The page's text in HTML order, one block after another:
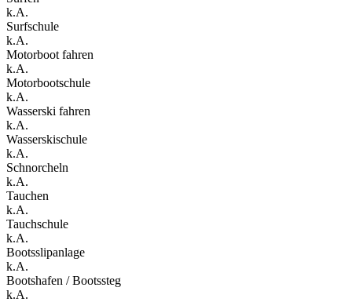
k.A.
Surfschule
k.A.
Motorboot fahren
k.A.
Motorbootschule
k.A.
Wasserski fahren
k.A.
Wasserskischule
k.A.
Schnorcheln
k.A.
Tauchen
k.A.
Tauchschule
k.A.
Bootsslipanlage
k.A.
Bootshafen / Bootssteg
k.A.